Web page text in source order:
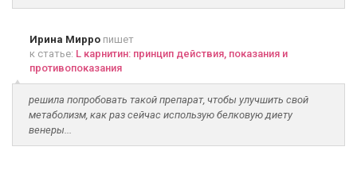
Ирина Мирро пишет
к статье: L карнитин: принцип действия, показания и
противопоказания
решила попробовать такой препарат, чтобы улучшить свой
метаболизм, как раз сейчас использую белковую диету
венеры...